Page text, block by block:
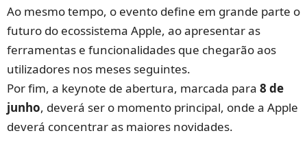
Ao mesmo tempo, o evento define em grande parte o
futuro do ecossistema Apple, ao apresentar as
ferramentas e funcionalidades que chegarão aos
utilizadores nos meses seguintes.
Por fim, a keynote de abertura, marcada para 8 de
junho, deverá ser o momento principal, onde a Apple
deverá concentrar as maiores novidades.